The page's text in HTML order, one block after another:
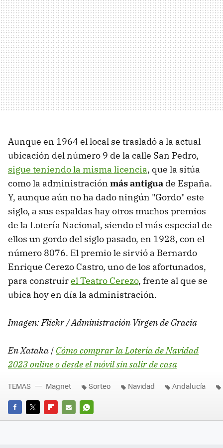
Aunque en 1964 el local se trasladó a la actual
ubicación del número 9 de la calle San Pedro,
sigue teniendo la misma licencia, que la sitúa
como la administración más antigua de España.
Y, aunque aún no ha dado ningún "Gordo" este
siglo, a sus espaldas hay otros muchos premios
de la Lotería Nacional, siendo el más especial de
ellos un gordo del siglo pasado, en 1928, con el
número 8076. El premio le sirvió a Bernardo
Enrique Cerezo Castro, uno de los afortunados,
para construirel Teatro Cerezo, frente al que se
ubica hoy en día la administración.
Imagen: Flickr / Administración Virgen de Gracia
En Xataka | Cómo comprar la Lotería de Navidad
2023 online o desde el móvil sin salir de casa
FACEBOOK
TWITTERFLIPBOARD
E-
WHATSAPP
TEMAS Magnet Sorteo Navidad Andalucía